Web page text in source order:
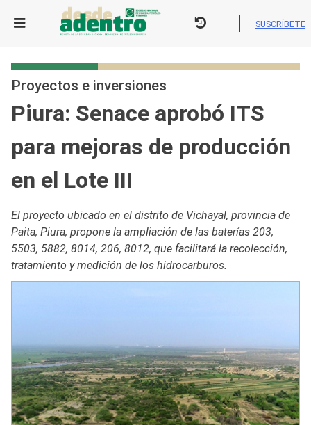
SUSCRÍBETE
Proyectos e inversiones
Piura: Senace aprobó ITS
para mejoras de producción
en el Lote III
El proyecto ubicado en el distrito de Vichayal, provincia de
Paita, Piura, propone la ampliación de las baterías 203,
5503, 5882, 8014, 206, 8012, que facilitará la recolección,
tratamiento y medición de los hidrocarburos.